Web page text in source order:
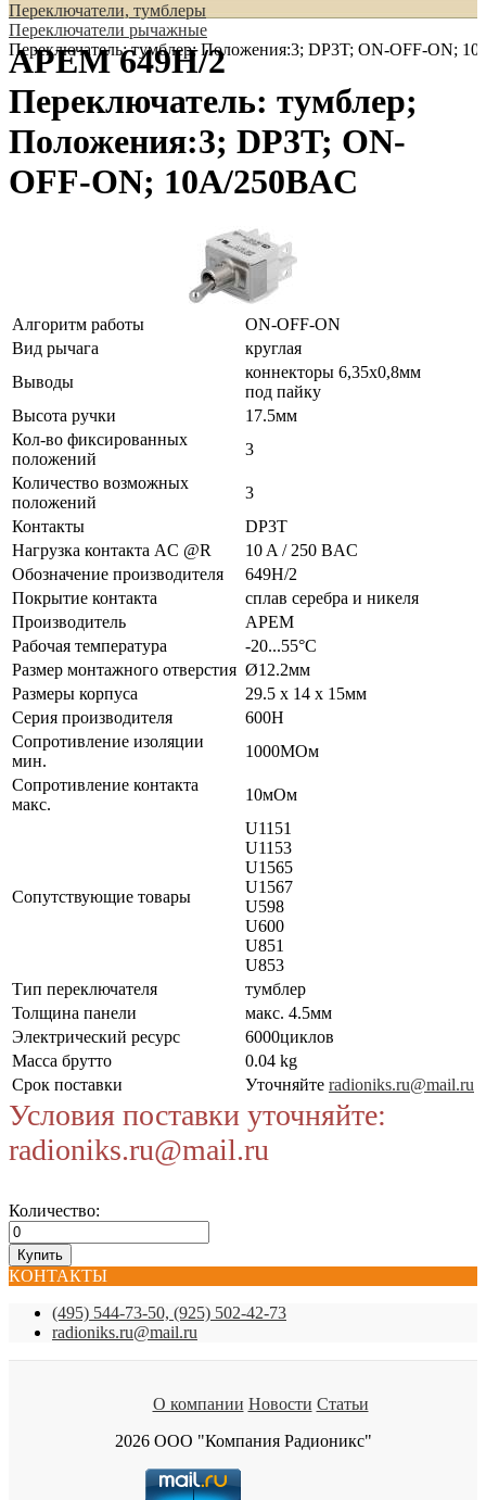
Переключатели, тумблеры
Переключатели рычажные
Переключатель: тумблер; Положения:3; DP3T; ON-OFF-ON;
APEM 649H/2
Переключатель: тумблер;
Положения:3; DP3T; ON-
OFF-ON; 10A/250ВAC
Алгоритм работы
ON-OFF-ON
Вид рычага
круглая
Выводы
коннекторы 6,35x0,8мм
под пайку
Высота ручки
17.5мм
Кол-во фиксированных
положений
3
Количество возможных
положений
3
Контакты
DP3T
Нагрузка контакта AC @R
10 A / 250 ВAC
Обозначение производителя
649H/2
Покрытие контакта
сплав серебра и никеля
Производитель
APEM
Рабочая температура
-20...55°C
Размер монтажного отверстия Ø12.2мм
Размеры корпуса
29.5 x 14 x 15мм
Серия производителя
600H
Сопротивление изоляции
мин.
1000МОм
Сопротивление контакта
макс.
10мОм
Сопутствующие товары
U1151
U1153
U1565
U1567
U598
U600
U851
U853
Тип переключателя
тумблер
Толщина панели
макс. 4.5мм
Электрический ресурс
6000циклов
Масса брутто
0.04 kg
Срок поставки
Уточняйте radioniks.ru@mail.ru
Условия поставки уточняйте:
radioniks.ru@mail.ru
Количество:
КОНТАКТЫ
(495) 544-73-50, (925) 502-42-73
radioniks.ru@mail.ru
О компании Новости Статьи
2026 ООО "Компания Радионикс"